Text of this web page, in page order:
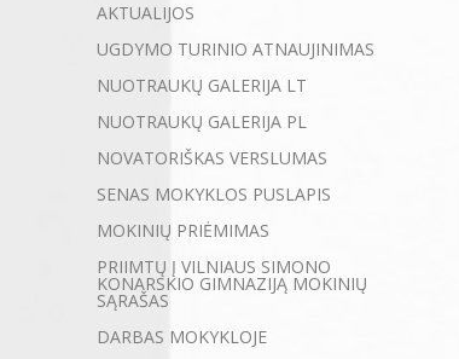
AKTUALIJOS
UGDYMO TURINIO ATNAUJINIMAS
NUOTRAUKŲ GALERIJA LT
NUOTRAUKŲ GALERIJA PL
NOVATORIŠKAS VERSLUMAS
SENAS MOKYKLOS PUSLAPIS
MOKINIŲ PRIĖMIMAS
PRIIMTŲ Į VILNIAUS SIMONO
KONARSKIO GIMNAZIJĄ MOKINIŲ
SĄRAŠAS
DARBAS MOKYKLOJE